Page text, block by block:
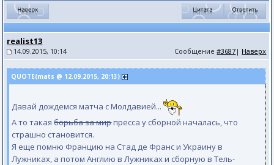
realist13
14.09.2015, 10:14 Сообщение#3687 | Наверх
QUOTE(mats @ 12.09.2015, 20:13)
Давай дождемся матча с Молдавией...
А то такаяборьба за мирпресса у сборной началась, что
страшно становится.
Я еще помню Францию на Стад де Франс и Украину в
Лужниках, а потом Англию в Лужниках и сборную в Тель-